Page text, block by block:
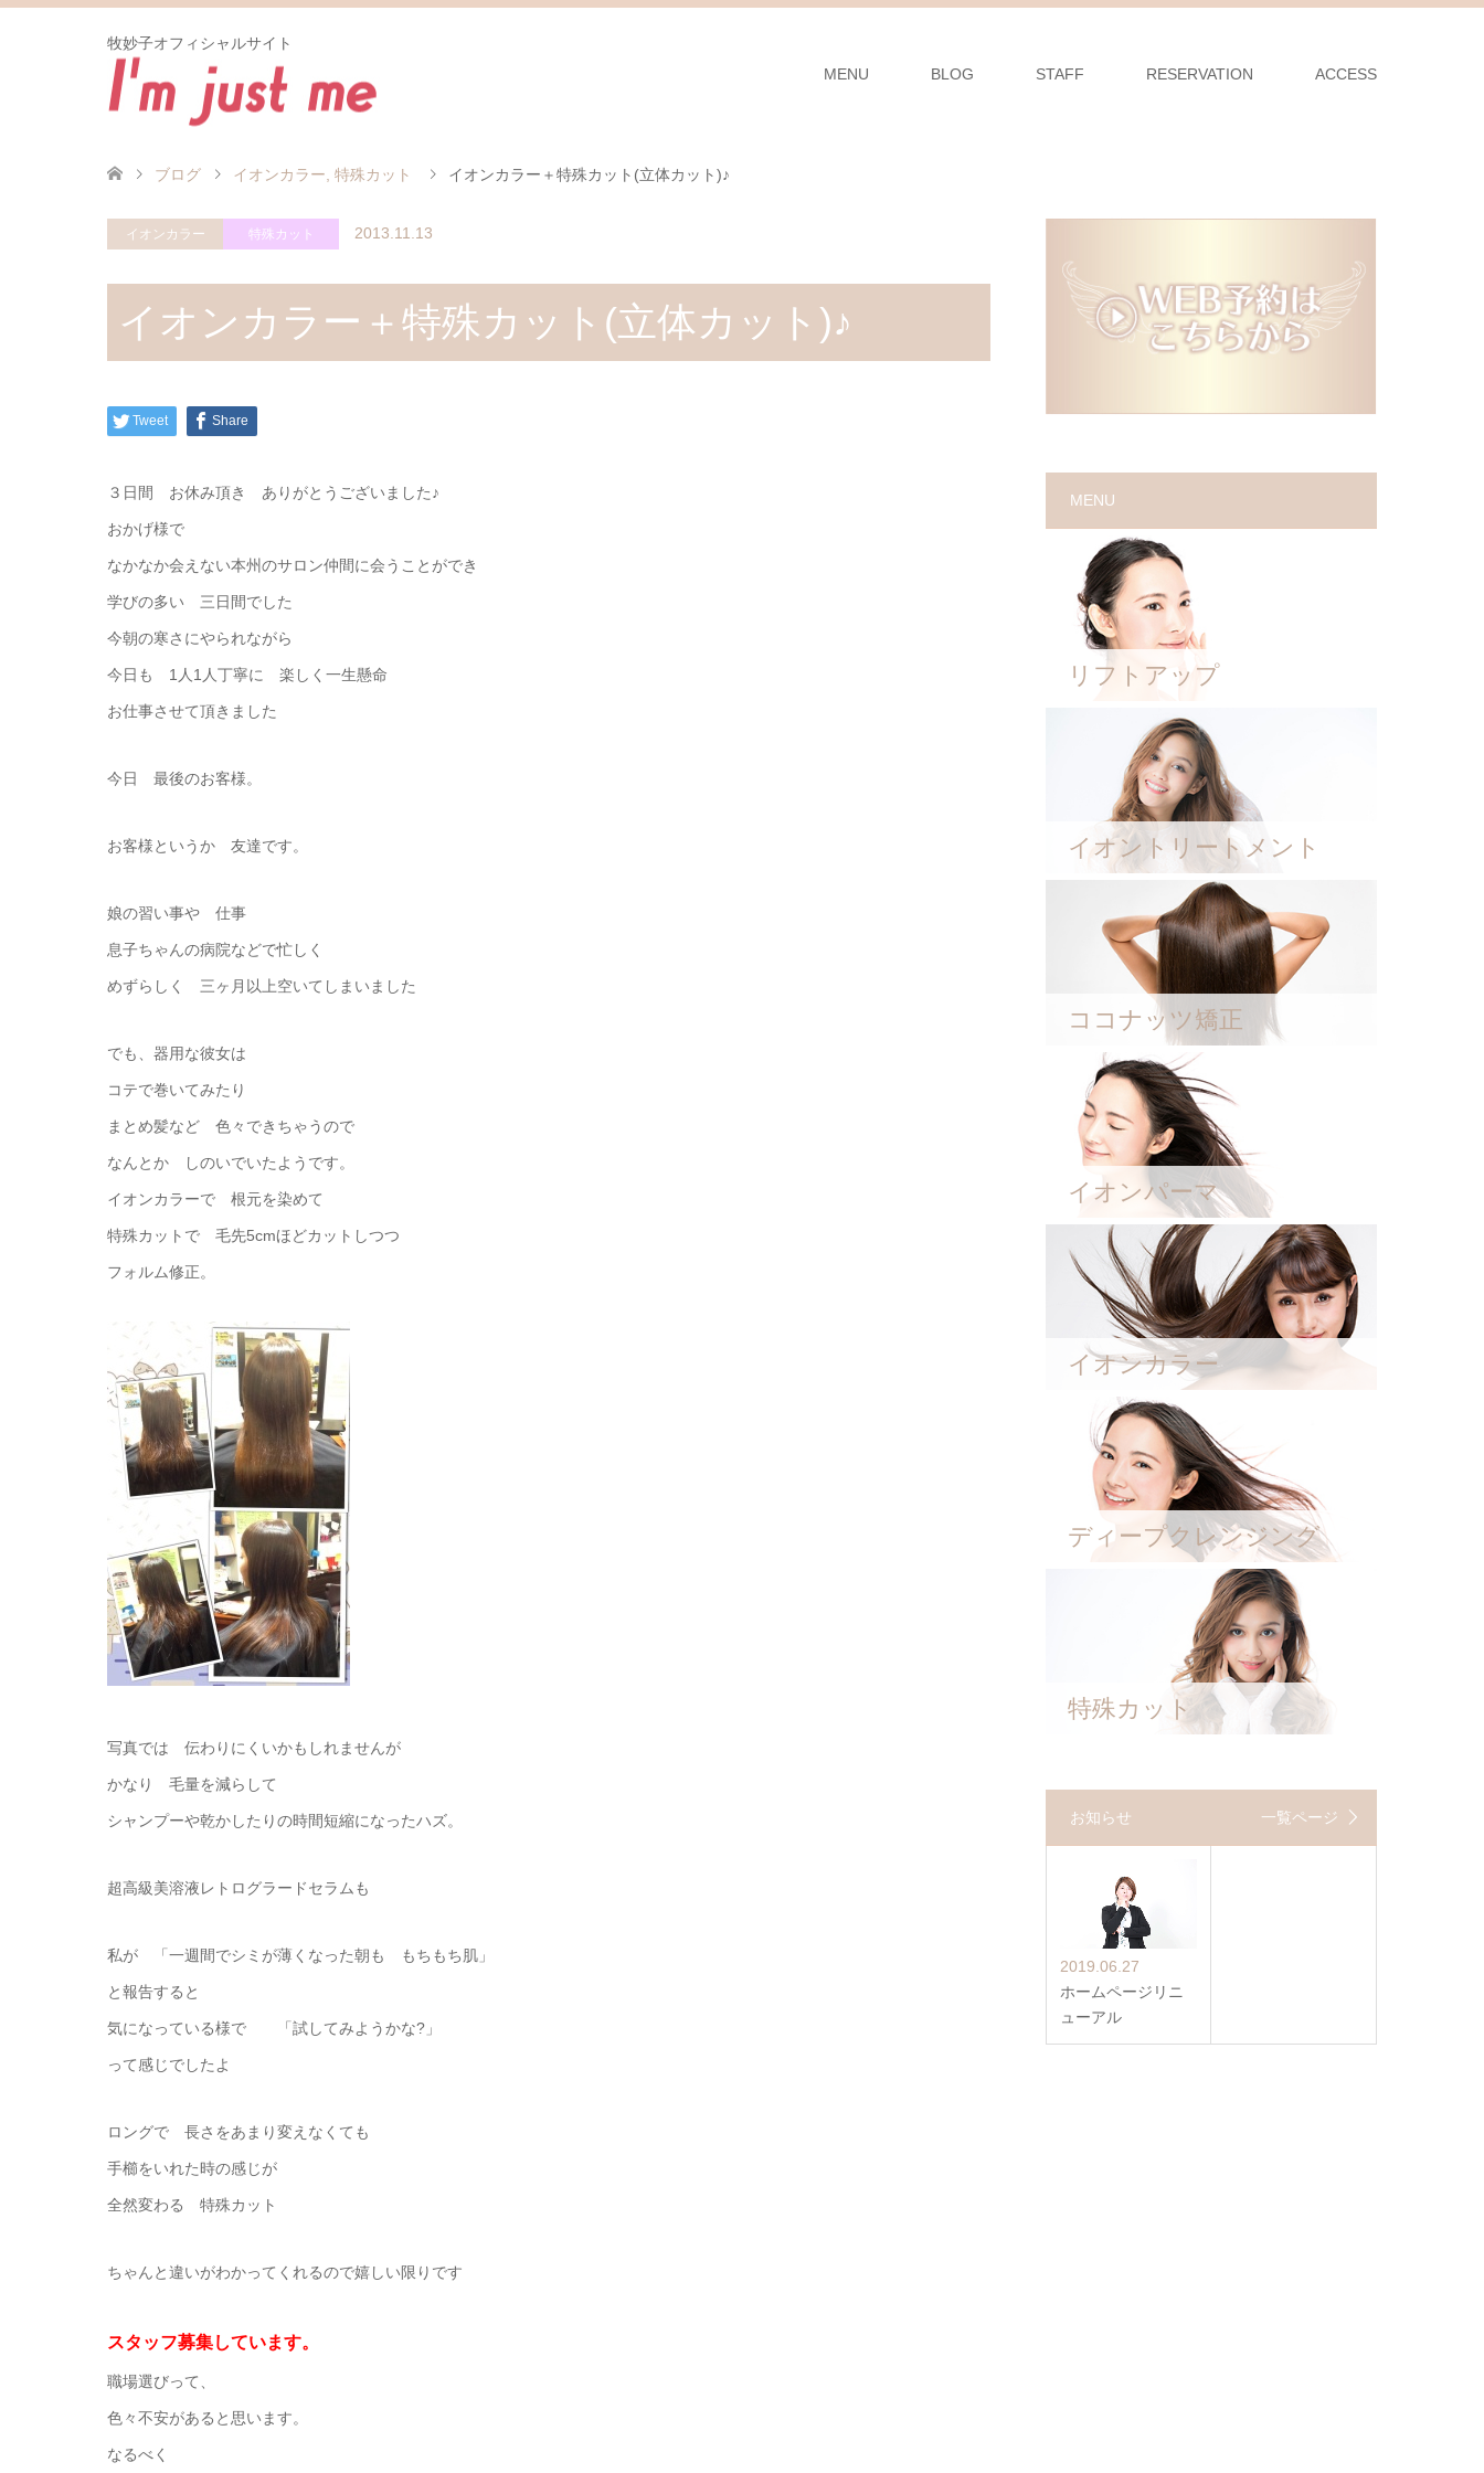
牧妙子オフィシャルサイト
MENU
BLOG STAFF RESERVATION ACCESS
ブログ イオンカラー 特殊カット イオンカラー＋特殊カット(立体カット)♪
イオンカラー 特殊カット 2013.11.13
イオンカラー＋特殊カット(立体カット)♪
Tweet Share
３日間 お休み頂き ありがとうございました♪
おかげ様で
なかなか会えない本州のサロン仲間に会うことができ
学びの多い 三日間でした
今朝の寒さにやられながら
今日も 1人1人丁寧に 楽しく一生懸命
お仕事させて頂きました
今日 最後のお客様。
お客様というか 友達です。
娘の習い事や 仕事
息子ちゃんの病院などで忙しく
めずらしく 三ヶ月以上空いてしまいました
でも、器用な彼女は
コテで巻いてみたり
まとめ髪など 色々できちゃうので
なんとか しのいでいたようです。
イオンカラーで 根元を染めて
特殊カットで 毛先5cmほどカットしつつ
フォルム修正。
写真では 伝わりにくいかもしれませんが
かなり 毛量を減らして
シャンプーや乾かしたりの時間短縮になったハズ。
超高級美溶液レトログラードセラムも
私が 「一週間でシミが薄くなった朝も もちもち肌」
と報告すると
気になっている様で 「試してみようかな?」
って感じでしたよ
ロングで 長さをあまり変えなくても
手櫛をいれた時の感じが
全然変わる 特殊カット
ちゃんと違いがわかってくれるので嬉しい限りです
スタッフ募集しています。
職場選びって、
色々不安があると思います。
なるべく
MENU
リフトアップ
イオントリートメント
ココナッツ矯正
イオンパーマ
イオンカラー
ディープクレンジング
特殊カット
お知らせ 一覧ページ
2019.06.27
ホームページリニ
ューアル